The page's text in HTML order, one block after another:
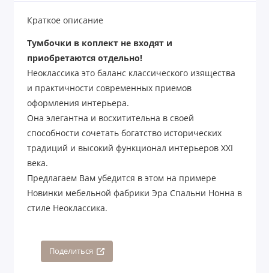
Краткое описание
Тумбочки в коплект не входят и
приобретаются отдельно!
Неоклассика это баланс классического изящества
и практичности современных приемов
оформления интерьера.
Она элегантна и восхитительна в своей
способности сочетать богатство исторических
традиций и высокий функционал интерьеров XXI
века.
Предлагаем Вам убедится в этом на примере
Новинки мебельной фабрики Эра Спальни Нонна в
стиле Неоклассика.
Поделиться